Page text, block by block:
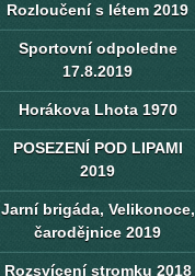
Rozloučení s létem 2019
Sportovní odpoledne
17.8.2019
Horákova Lhota 1970
POSEZENÍ POD LIPAMI
2019
Jarní brigáda, Velikonoce,
čarodějnice 2019
Rozsvícení stromku 2018